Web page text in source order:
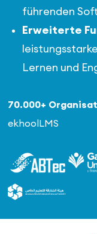
führenden
Erweiterte
Lernen und
70.000+
ekhoolLMS